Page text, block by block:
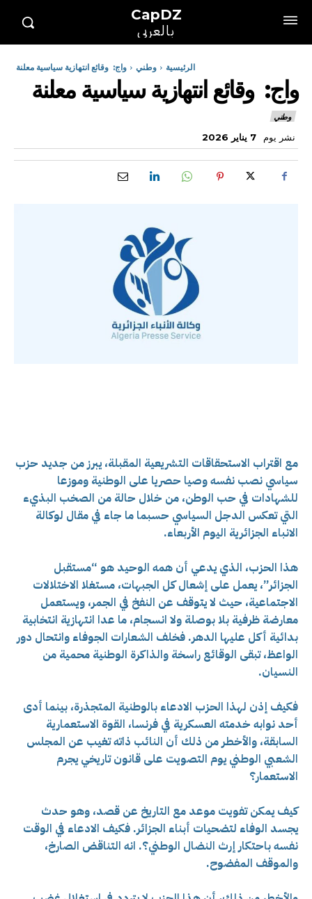
CapDZ
بالعربي
الرئيسية وطني واج: وقائع انتهازية سياسية معلنة
واج: وقائع انتهازية سياسية معلنة
وطني
نشر يوم 7 يناير 2026
مع اقتراب الاستحقاقات التشريعية المقبلة، يبرز من جديد حزب
سياسي نصب نفسه وصيا حصريا على الوطنية وموزعا
للشهادات في حب الوطن، من خلال حالة من الصخب البذيء
التي تعكس الدجل السياسي حسبما ما جاء في مقال لوكالة
الانباء الجزائرية اليوم الأربعاء.
هذا الحزب، الذي يدعي أن همه الوحيد هو “مستقبل
الجزائر”، يعمل على إشعال كل الجبهات، مستغلا الاختلالات
الاجتماعية، حيث لا يتوقف عن النفخ في الجمر، ويستعمل
معارضة ظرفية بلا بوصلة ولا انسجام، ما عدا انتهازية انتخابية
بدائية أكل عليها الدهر. فخلف الشعارات الجوفاء وانتحال دور
الواعظ، تبقى الوقائع راسخة والذاكرة الوطنية محمية من
النسيان.
فكيف إذن لهذا الحزب الادعاء بالوطنية المتجذرة، بينما أدى
أحد نوابه خدمته العسكرية في فرنسا، القوة الاستعمارية
السابقة، والأخطر من ذلك أن النائب ذاته تغيب عن المجلس
الشعبي الوطني يوم التصويت على قانون تاريخي يجرم
الاستعمار؟
كيف يمكن تفويت موعد مع التاريخ عن قصد، وهو حدث
يجسد الوفاء لتضحيات أبناء الجزائر. فكيف الادعاء في الوقت
نفسه باحتكار إرث النضال الوطني؟. انه التناقض الصارخ،
والموقف المفضوح.